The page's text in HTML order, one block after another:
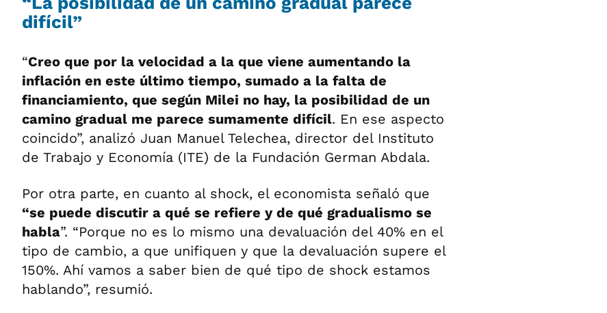
difícil”
“Creo que por la velocidad a la que viene aumentando la
inflación en este último tiempo, sumado a la falta de
financiamiento, que según Milei no hay, la posibilidad de un
camino gradual me parece sumamente difícil. En ese aspecto
coincido”, analizó Juan Manuel Telechea, director del Instituto
de Trabajo y Economía (ITE) de la Fundación German Abdala.
Por otra parte, en cuanto al shock, el economista señaló que
“se puede discutir a qué se refiere y de qué gradualismo se
habla”. “Porque no es lo mismo una devaluación del 40% en el
tipo de cambio, a que unifiquen y que la devaluación supere el
150%. Ahí vamos a saber bien de qué tipo de shock estamos
hablando”, resumió.